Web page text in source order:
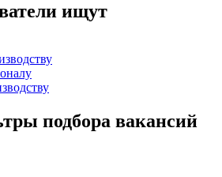
ищут
подбора вакансий